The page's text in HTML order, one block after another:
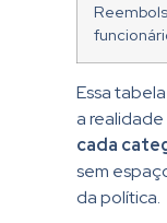
Essa
a
cada
sem
da política.